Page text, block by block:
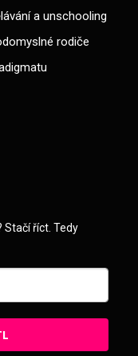
a unschooling
rodiče
Stačí říct. Tedy